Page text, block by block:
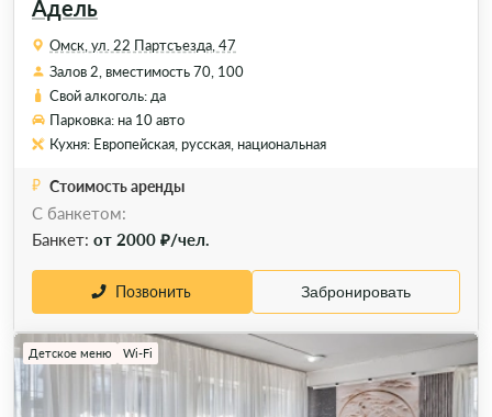
Адель
Омск, ул. 22 Партсъезда, 47
Залов 2, вместимость 70, 100
Свой алкоголь: да
Парковка: на 10 авто
Кухня: Европейская, русская, национальная
Стоимость аренды
С банкетом:
Банкет: от 2000 ₽/чел.
Позвонить Забронировать
Детское меню Wi-Fi